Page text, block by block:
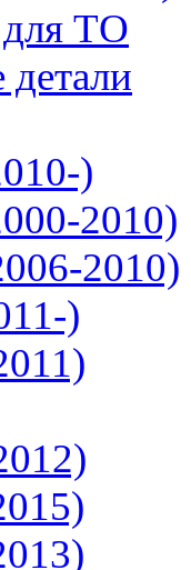
для ТО
)
2010)
2010)
)